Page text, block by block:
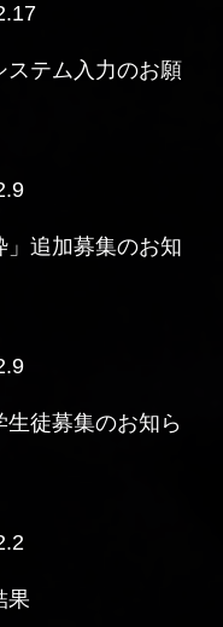
ステム入力のお願
追加募集のお知
徒募集のお知ら
果